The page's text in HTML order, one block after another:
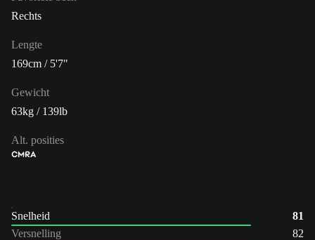
Rechts
Lengte
169cm / 5'7"
Gewicht
63kg / 139lb
Alt. posities
CMRA
Snelheid
81
Versnelling
82